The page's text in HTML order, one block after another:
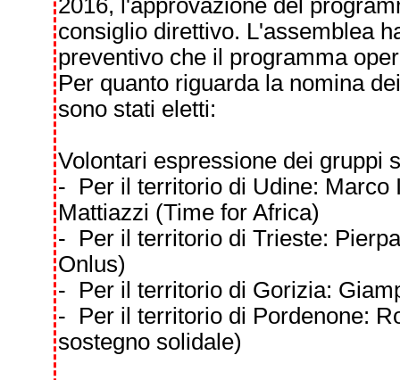
2016, l'approvazione del
consiglio direttivo. L'assemblea
preventivo che il programma
Per quanto riguarda la nomina
sono stati eletti:
Volontari espressione dei gruppi
- Per il territorio di Udine: Marco
Mattiazzi (Time for Africa)
- Per il territorio di Trieste:
Onlus)
- Per il territorio di Gorizia:
- Per il territorio di Pordenone:
sostegno solidale)